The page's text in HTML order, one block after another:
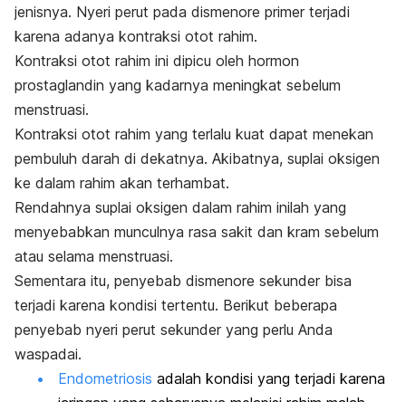
jenisnya. Nyeri perut pada dismenore primer terjadi
karena adanya kontraksi otot rahim.
Kontraksi otot rahim ini dipicu oleh hormon
prostaglandin yang kadarnya meningkat sebelum
menstruasi.
Kontraksi otot rahim yang terlalu kuat dapat menekan
pembuluh darah di dekatnya. Akibatnya, suplai oksigen
ke dalam rahim akan terhambat.
Rendahnya suplai oksigen dalam rahim inilah yang
menyebabkan munculnya rasa sakit dan kram sebelum
atau selama menstruasi.
Sementara itu, penyebab dismenore sekunder bisa
terjadi karena kondisi tertentu. Berikut beberapa
penyebab nyeri perut sekunder yang perlu Anda
waspadai.
Endometriosis adalah kondisi yang terjadi karena